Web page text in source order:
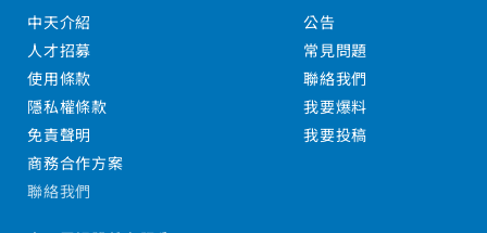
中天介紹
人才招募
使用條款
隱私權條款
免責聲明
商務合作方案
公告
常見問題
聯絡我們
我要爆料
我要投稿
聯絡我們